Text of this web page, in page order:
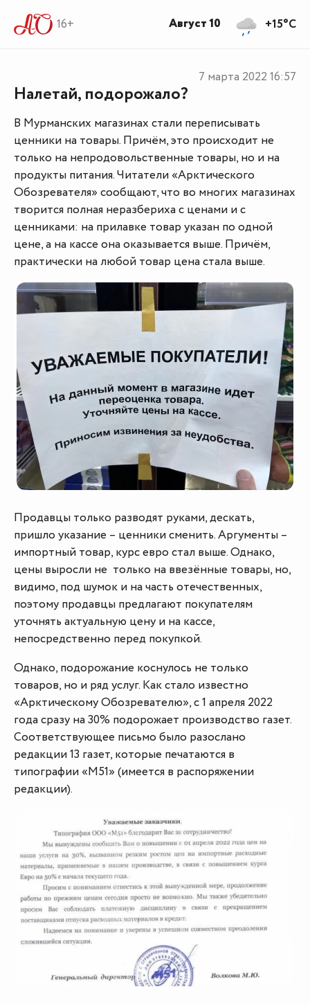
16+
Налетай, подорожало?
7 марта 2022 16:57
В Мурманских магазинах стали переписывать
ценники на товары. Причём, это происходит не
только на непродовольственные товары, но и на
продукты питания. Читатели «Арктического
Обозревателя» сообщают, что во многих магазинах
творится полная неразбериха с ценами и с
ценниками: на прилавке товар указан по одной
цене, а на кассе она оказывается выше. Причём,
практически на любой товар цена стала выше.
Продавцы только разводят руками, дескать,
пришло указание – ценники сменить. Аргументы –
импортный товар, курс евро стал выше. Однако,
цены выросли не только на ввезённые товары, но,
видимо, под шумок и на часть отечественных,
поэтому продавцы предлагают покупателям
уточнять актуальную цену и на кассе,
непосредственно перед покупкой.
Однако, подорожание коснулось не только
товаров, но и ряд услуг. Как стало известно
«Арктическому Обозревателю», с 1 апреля 2022
года сразу на 30% подорожает производство газет.
Соответствующее письмо было разослано
редакции 13 газет, которые печатаются в
типографии «М51» (имеется в распоряжении
редакции).
+15°C
Август 10